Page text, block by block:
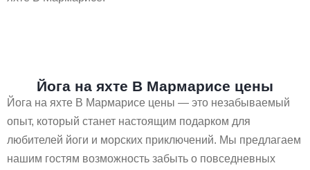
Йога на яхте В Мармарисе цены
Йога на яхте В Мармарисе цены — это незабываемый
опыт, который станет настоящим подарком для
любителей йоги и морских приключений. Мы предлагаем
нашим гостям возможность забыть о повседневных